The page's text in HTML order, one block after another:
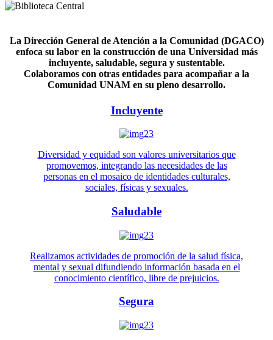
La Dirección General de Atención a la Comunidad (DGACO)
enfoca su labor en la construcción de una Universidad más
incluyente, saludable, segura y sustentable.
Colaboramos con otras entidades para acompañar a la
Comunidad UNAM en su pleno desarrollo.
Incluyente
Diversidad y equidad son valores universitarios que
promovemos, integrando las necesidades de las
personas en el mosaico de identidades culturales,
sociales, físicas y sexuales.
Saludable
Realizamos actividades de promoción de la salud física,
mental y sexual difundiendo información basada en el
conocimiento científico, libre de prejuicios.
Segura